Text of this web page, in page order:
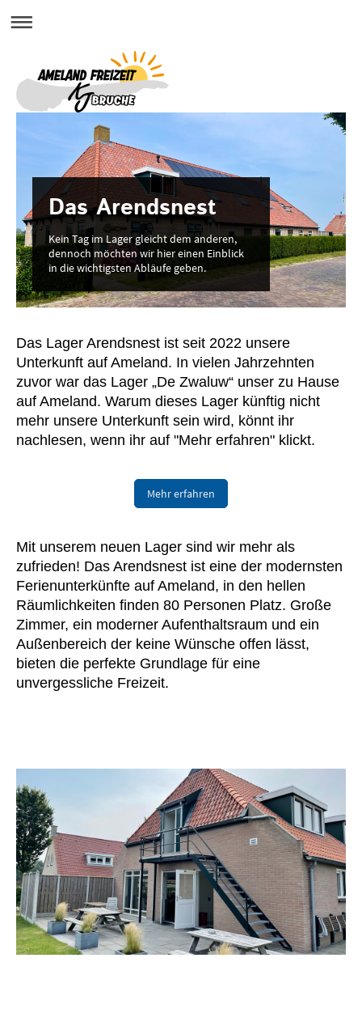
Das Arendsnest
Kein Tag im Lager gleicht dem anderen,
dennoch möchten wir hier einen Einblick
in die wichtigsten Abläufe geben.
Das Lager Arendsnest ist seit 2022 unsere
Unterkunft auf Ameland. In vielen Jahrzehnten
zuvor war das Lager „De Zwaluw“ unser zu Hause
auf Ameland. Warum dieses Lager künftig nicht
mehr unsere Unterkunft sein wird, könnt ihr
nachlesen, wenn ihr auf "Mehr erfahren" klickt.
Mehr erfahren
Mit unserem neuen Lager sind wir mehr als
zufrieden! Das Arendsnest ist eine der modernsten
Ferienunterkünfte auf Ameland, in den hellen
Räumlichkeiten finden 80 Personen Platz. Große
Zimmer, ein moderner Aufenthaltsraum und ein
Außenbereich der keine Wünsche offen lässt,
bieten die perfekte Grundlage für eine
unvergessliche Freizeit.